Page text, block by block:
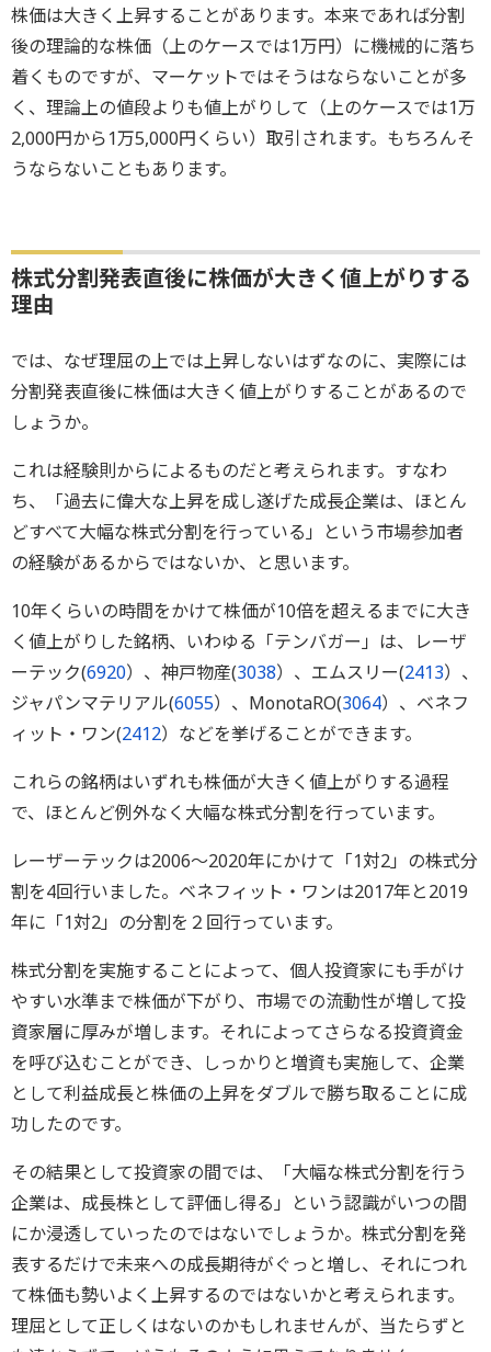
株価は大きく上昇することがあります。本来であれば分割
後の理論的な株価（上のケースでは1万円）に機械的に落ち
着くものですが、マーケットではそうはならないことが多
く、理論上の値段よりも値上がりして（上のケースでは1万
2,000円から1万5,000円くらい）取引されます。もちろんそ
うならないこともあります。
株式分割発表直後に株価が大きく値上がりする
理由
では、なぜ理屈の上では上昇しないはずなのに、実際には
分割発表直後に株価は大きく値上がりすることがあるので
しょうか。
これは経験則からによるものだと考えられます。すなわ
ち、「過去に偉大な上昇を成し遂げた成長企業は、ほとん
どすべて大幅な株式分割を行っている」という市場参加者
の経験があるからではないか、と思います。
10年くらいの時間をかけて株価が10倍を超えるまでに大き
く値上がりした銘柄、いわゆる「テンバガー」は、レーザ
ーテック(6920）、神戸物産(3038）、エムスリー(2413）、
ジャパンマテリアル(6055）、MonotaRO(3064）、ベネフ
ィット・ワン(2412）などを挙げることができます。
これらの銘柄はいずれも株価が大きく値上がりする過程
で、ほとんど例外なく大幅な株式分割を行っています。
レーザーテックは2006～2020年にかけて「1対2」の株式分
割を4回行いました。ベネフィット・ワンは2017年と2019
年に「1対2」の分割を２回行っています。
株式分割を実施することによって、個人投資家にも手がけ
やすい水準まで株価が下がり、市場での流動性が増して投
資家層に厚みが増します。それによってさらなる投資資金
を呼び込むことができ、しっかりと増資も実施して、企業
として利益成長と株価の上昇をダブルで勝ち取ることに成
功したのです。
その結果として投資家の間では、「大幅な株式分割を行う
企業は、成長株として評価し得る」という認識がいつの間
にか浸透していったのではないでしょうか。株式分割を発
表するだけで未来への成長期待がぐっと増し、それにつれ
て株価も勢いよく上昇するのではないかと考えられます。
理屈として正しくはないのかもしれませんが、当たらずと